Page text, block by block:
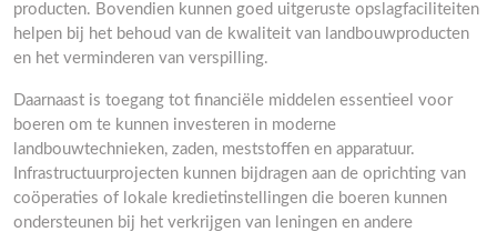
producten. Bovendien kunnen goed uitgeruste opslagfaciliteiten
helpen bij het behoud van de kwaliteit van landbouwproducten
en het verminderen van verspilling.
Daarnaast is toegang tot financiële middelen essentieel voor
boeren om te kunnen investeren in moderne
landbouwtechnieken, zaden, meststoffen en apparatuur.
Infrastructuurprojecten kunnen bijdragen aan de oprichting van
coöperaties of lokale kredietinstellingen die boeren kunnen
ondersteunen bij het verkrijgen van leningen en andere